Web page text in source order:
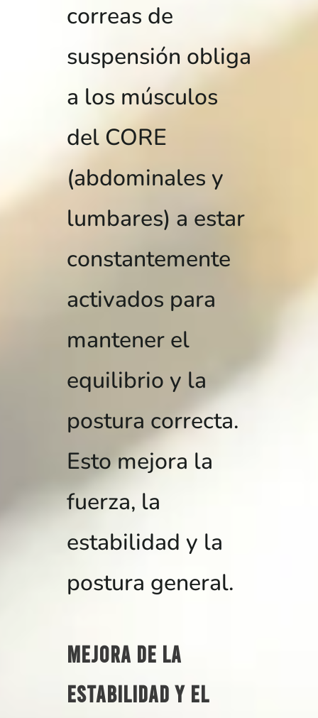
correas de
suspensión obliga
a los músculos
del CORE
(abdominales y
lumbares) a estar
constantemente
activados para
mantener el
equilibrio y la
postura correcta.
Esto mejora la
fuerza, la
estabilidad y la
postura general.
Mejora de la
estabilidad y el